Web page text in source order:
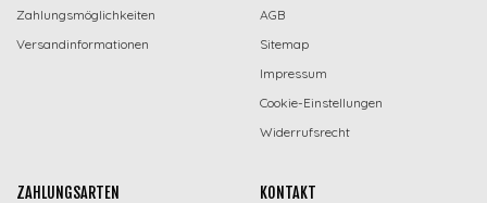
Zahlungsmöglichkeiten
Versandinformationen
AGB
Sitemap
Impressum
Cookie-Einstellungen
Widerrufsrecht
ZAHLUNGSARTEN KONTAKT